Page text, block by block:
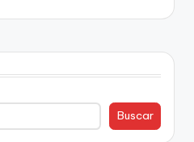
Buscar